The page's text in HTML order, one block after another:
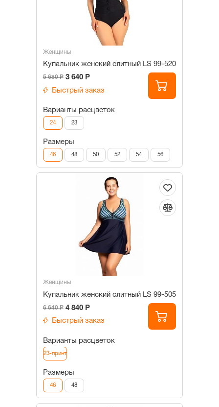
Женщины
Купальник женский слитный LS 99-520
5 680 Р 3 640 Р
Быстрый заказ
Варианты расцветок
24 23
Размеры
46 48 50 52 54 56
Женщины
Купальник женский слитный LS 99-505
6 640 Р 4 840 Р
Быстрый заказ
Варианты расцветок
23-принт
Размеры
46 48